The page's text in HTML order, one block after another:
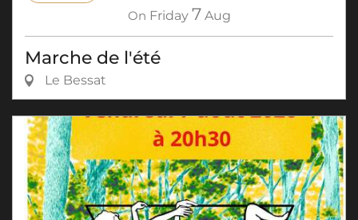
On Friday 7 Aug
Marche de l'été
Le Bessat